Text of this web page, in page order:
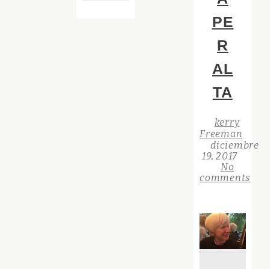
PE
R
AL
TA
kerry
Freeman
diciembre
19, 2017
No
comments